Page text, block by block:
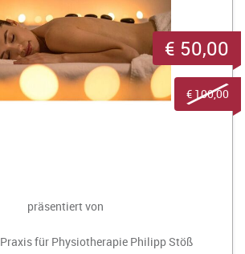
präsentiert von
Praxis für Physiotherapie Philipp Stöß
€ 50,00
€ 100,00